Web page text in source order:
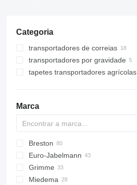
Categoria
transportadores de correias
transportadores por gravidade
tapetes transportadores agrícolas
Marca
BM
Breston
Euro-Jabelmann
Grimme
SE
Miedema